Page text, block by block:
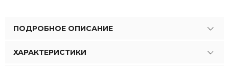
ПОДРОБНОЕ ОПИСАНИЕ
ХАРАКТЕРИСТИКИ